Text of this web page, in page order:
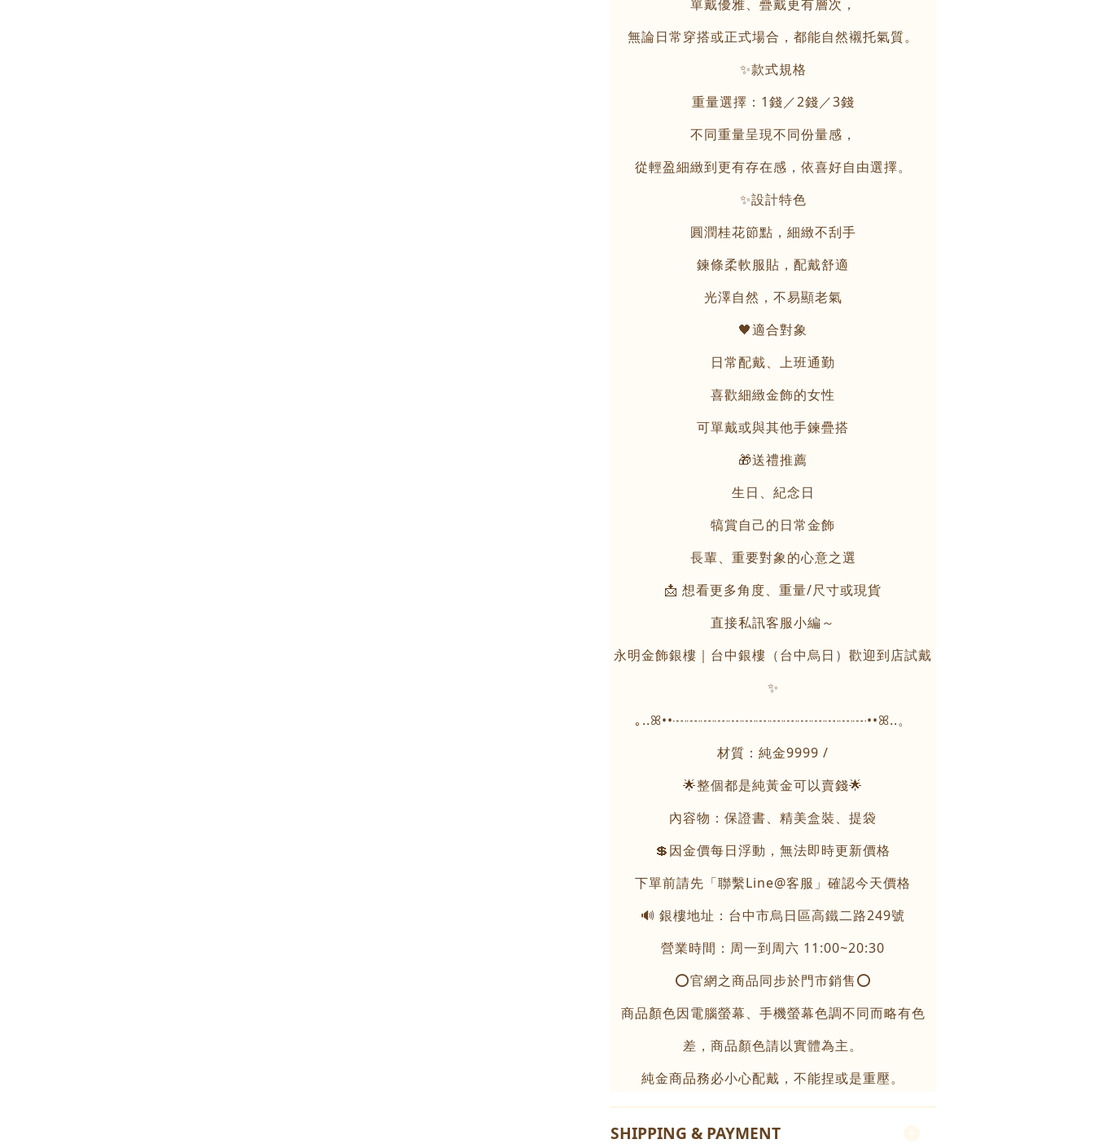
單戴優雅、疊戴更有層次，
無論日常穿搭或正式場合，都能自然襯托氣質。
✨款式規格
重量選擇：1錢／2錢／3錢
不同重量呈現不同份量感，
從輕盈細緻到更有存在感，依喜好自由選擇。
✨設計特色
圓潤桂花節點，細緻不刮手
鍊條柔軟服貼，配戴舒適
光澤自然，不易顯老氣
🖤適合對象
日常配戴、上班通勤
喜歡細緻金飾的女性
可單戴或與其他手鍊疊搭
🎁送禮推薦
生日、紀念日
犒賞自己的日常金飾
長輩、重要對象的心意之選
📩 想看更多角度、重量/尺寸或現貨
直接私訊客服小編～
永明金飾銀樓｜台中銀樓（台中烏日）歡迎到店試戴
✨
｡..ꕤ••┈┈┈┈┈┈┈┈┈┈┈┈┈┈••ꕤ..。
材質：純金9999 /
🌟整個都是純黃金可以賣錢🌟
內容物：保證書、精美盒裝、提袋
💲因金價每日浮動，無法即時更新價格
下單前請先「聯繫Line@客服」確認今天價格
🔊 銀樓地址：台中市烏日區高鐵二路249號
營業時間：周一到周六 11:00~20:30
⭕️官網之商品同步於門市銷售⭕️
商品顏色因電腦螢幕、手機螢幕色調不同而略有色
差，商品顏色請以實體為主。
純金商品務必小心配戴，不能捏或是重壓。
SHIPPING & PAYMENT